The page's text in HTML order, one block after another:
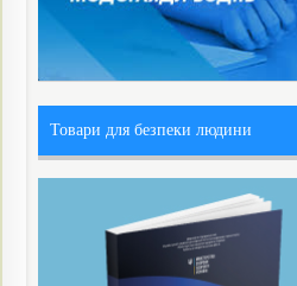
Товари для безпеки людини